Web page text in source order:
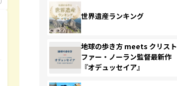
世界遺産ランキング
地球の歩き方 meets クリスト
ファー・ノーラン監督最新作
『オデュッセイア』